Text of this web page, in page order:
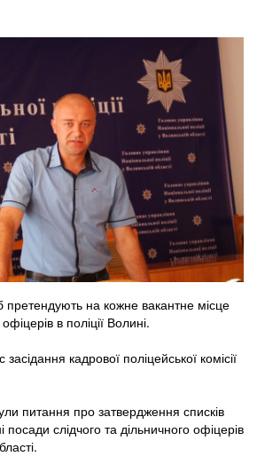
претендують на кожне вакантне місце
в поліції Волині.
кадрової поліцейської комісії
питання про затвердження списків
посади слідчого та дільничного офіцерів